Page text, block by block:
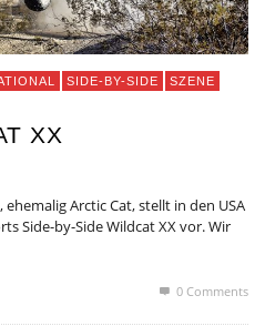
SIDE-BY-SIDE
SZENE
XX
Arctic Cat, stellt in den USA
Side-by-Side Wildcat XX vor. Wir
0 Comments